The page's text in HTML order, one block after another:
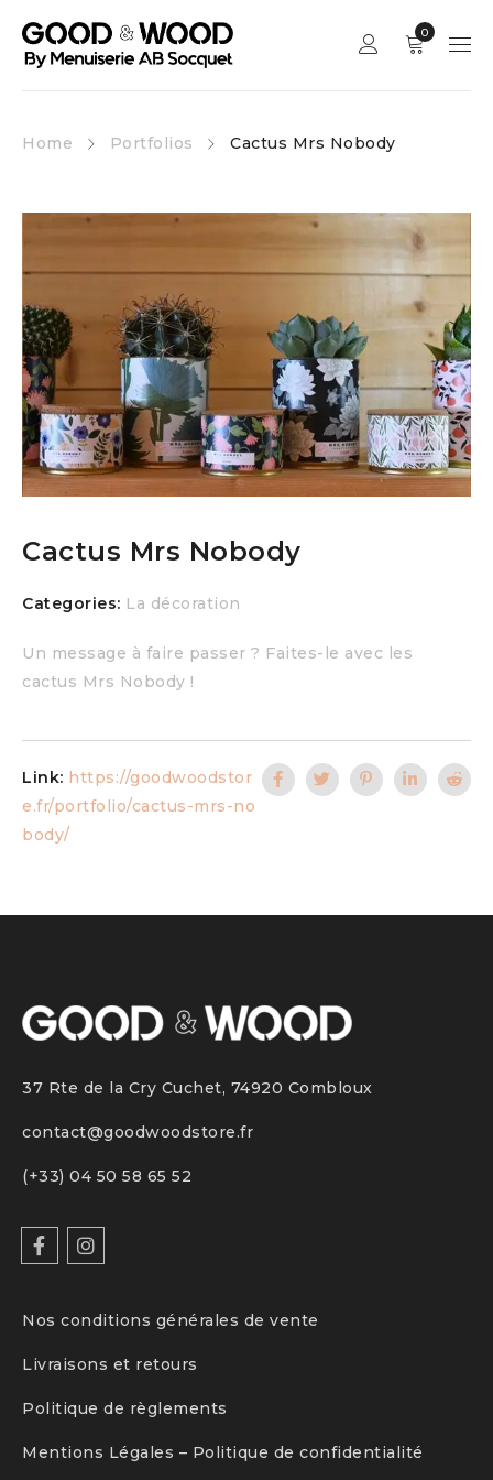
0
Home Portfolios Cactus Mrs Nobody
Cactus Mrs Nobody
Categories: La décoration
Un message à faire passer ? Faites-le avec les
cactus Mrs Nobody !
Link: https://goodwoodstor
e.fr/portfolio/cactus-mrs-no
body/
37 Rte de la Cry Cuchet, 74920 Combloux
contact@goodwoodstore.fr
(+33) 04 50 58 65 52
Nos conditions générales de vente
Livraisons et retours
Politique de règlements
Mentions Légales – Politique de confidentialité